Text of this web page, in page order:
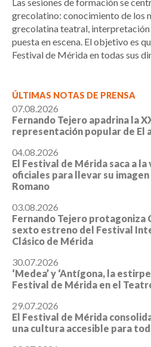
Las sesiones de formación se
grecolatino: conocimiento de los
grecolatina teatral,
puesta en escena. El objetivo es
Festival de Mérida en todas sus
ÚLTIMAS NOTAS DE PRENSA
07.08.2026
Fernando Tejero apadrina la
representación popular de El
04.08.2026
El Festival de Mérida saca a
oficiales para llevar su
Romano
03.08.2026
Fernando Tejero protagoniza
sexto estreno del Festival
Clásico de Mérida
30.07.2026
‘Medea’ y ‘Antígona, la
Festival de Mérida en el
29.07.2026
El Festival de Mérida
una cultura accesible para